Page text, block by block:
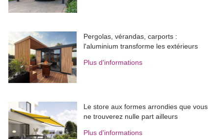
Pergolas, vérandas, carports :
l'aluminium transforme les extérieurs
Plus d'informations
Le store aux formes arrondies que vous
ne trouverez nulle part ailleurs
Plus d'informations